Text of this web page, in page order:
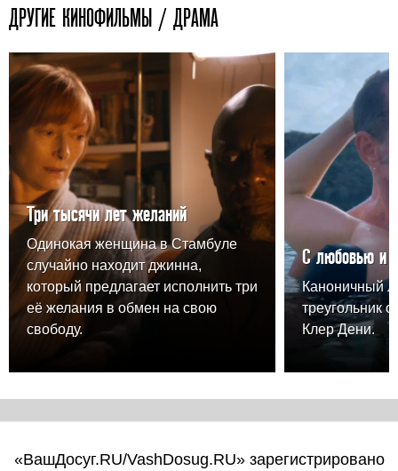
ДРУГИЕ КИНОФИЛЬМЫ / ДРАМА
Три тысячи лет желаний
Одинокая женщина в Стамбуле
случайно находит джинна,
который предлагает исполнить три
её желания в обмен на свою
свободу.
С любовью и
Каноничный
треугольник
Клер Дени.
«ВашДосуг.RU/VashDosug.RU» зарегистрировано